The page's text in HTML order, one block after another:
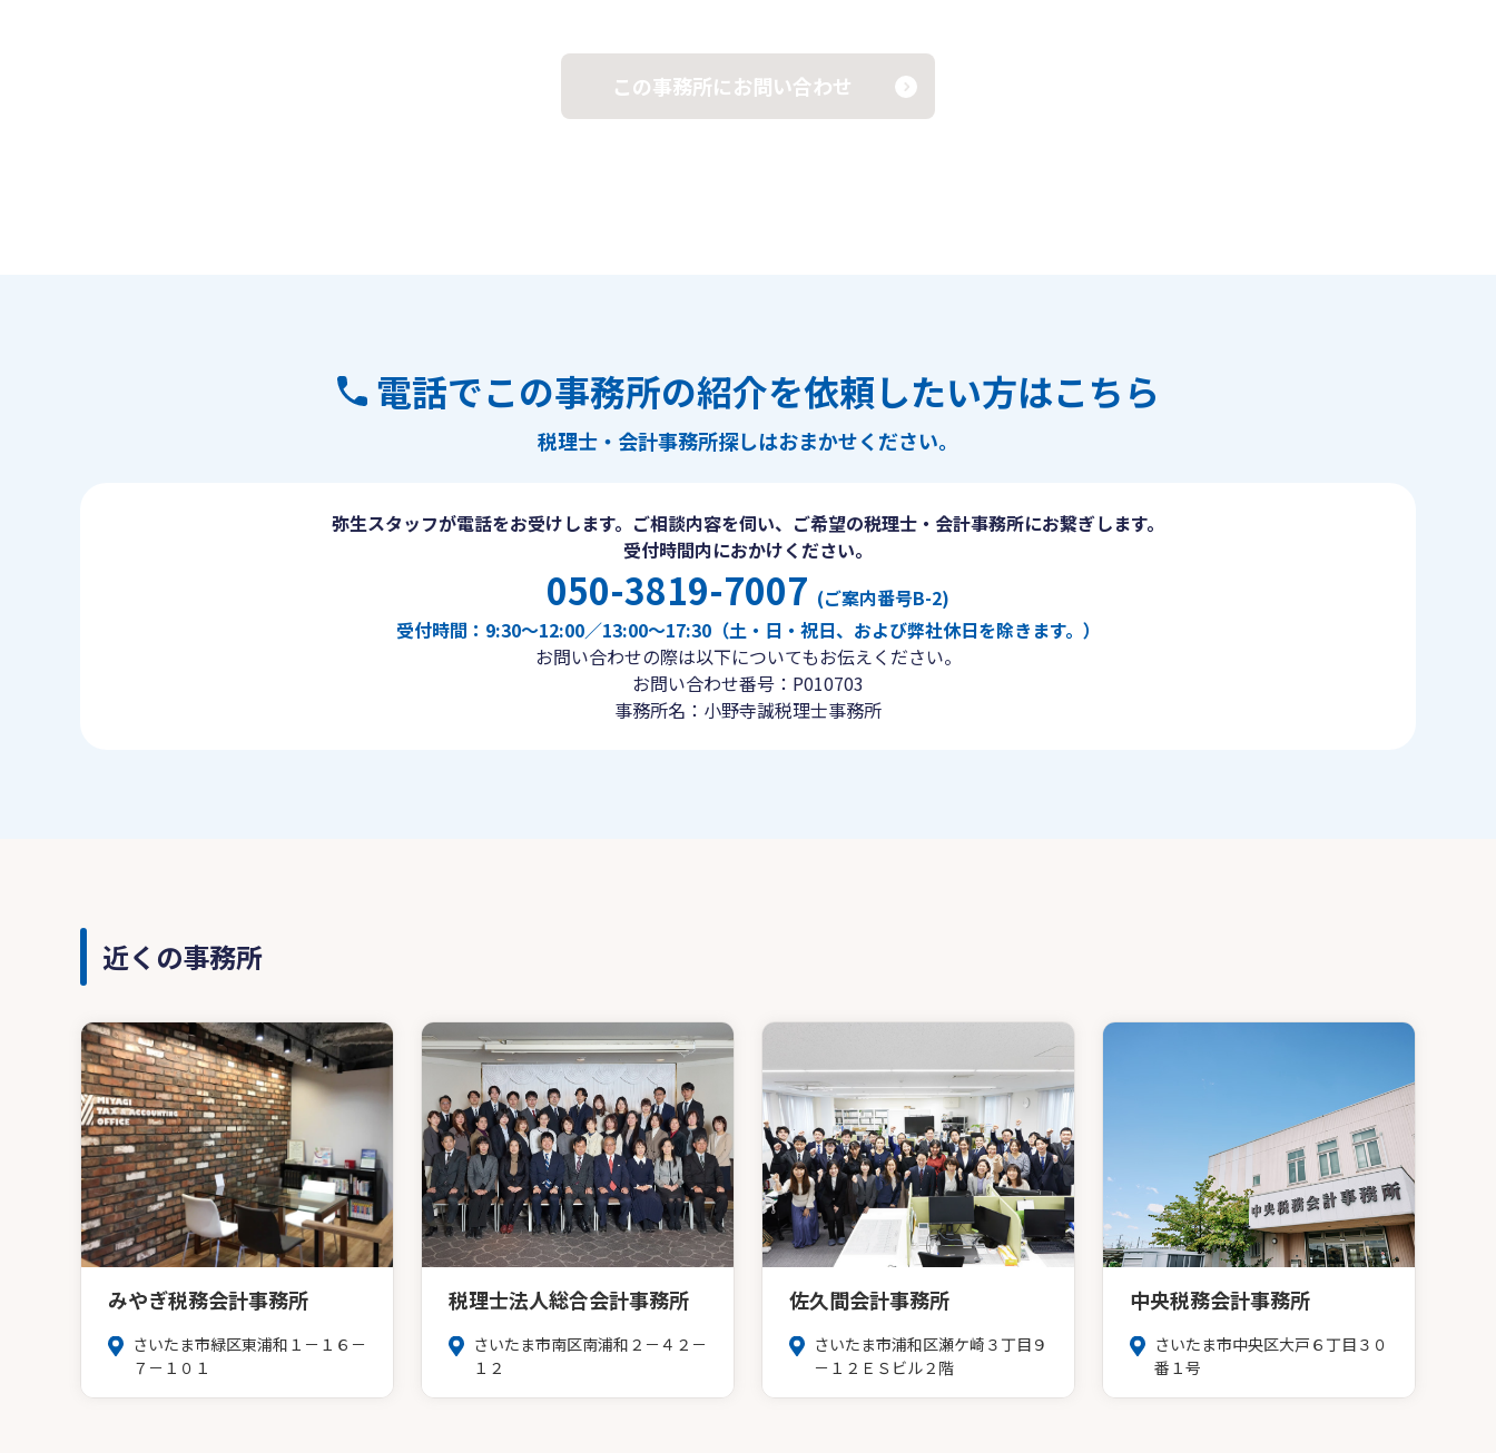
この事務所にお問い合わせ
電話でこの事務所の紹介を依頼したい方はこちら
税理士・会計事務所探しはおまかせください。
弥生スタッフが電話をお受けします。ご相談内容を伺い、ご希望の税理士・会計事務所にお繋ぎします。
受付時間内におかけください。
050-3819-7007 (ご案内番号B-2)
受付時間：9:30〜12:00／13:00〜17:30（土・日・祝日、および弊社休日を除きます。）
お問い合わせの際は以下についてもお伝えください。
お問い合わせ番号：P010703
事務所名：小野寺誠税理士事務所
近くの事務所
みやぎ税務会計事務所
さいたま市緑区東浦和１－１６－
７－１０１
税理士法人総合会計事務所
さいたま市南区南浦和２－４２－
１２
佐久間会計事務所
さいたま市浦和区瀬ケ崎３丁目９
－１２ＥＳビル２階
中央税務会計事務所
さいたま市中央区大戸６丁目３０
番１号